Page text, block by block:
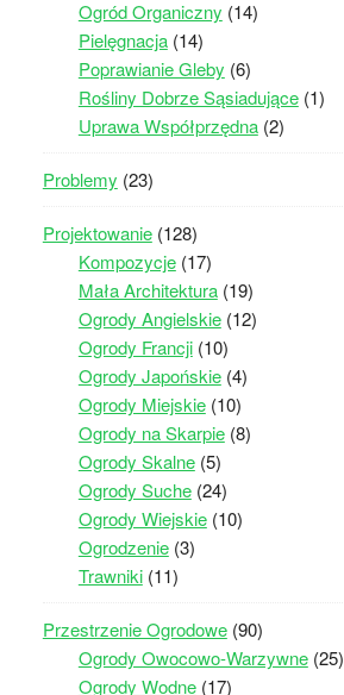
Ogród Organiczny (14)
Pielęgnacja(14)
Poprawianie Gleby (6)
Rośliny Dobrze Sąsiadujące(1)
Uprawa Współprzędna(2)
Problemy (23)
Projektowanie(128)
Kompozycje(17)
Mała Architektura(19)
Ogrody Angielskie(12)
Ogrody Francji(10)
Ogrody Japońskie(4)
Ogrody Miejskie(10)
Ogrody na Skarpie(8)
Ogrody Skalne(5)
Ogrody Suche(24)
Ogrody Wiejskie(10)
Ogrodzenie(3)
Trawniki(11)
Przestrzenie Ogrodowe(90)
Ogrody Owocowo-Warzywne(25)
Ogrody Wodne(17)